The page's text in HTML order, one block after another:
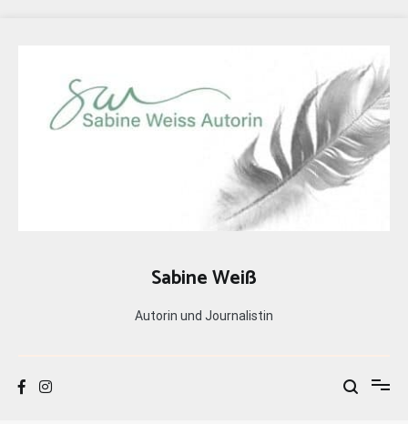
Sabine Weiß
Autorin und Journalistin